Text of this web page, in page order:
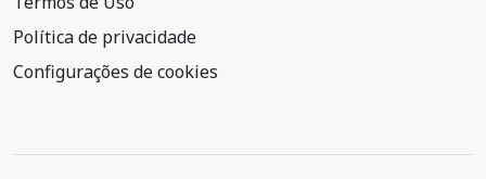
Política de privacidade
Configurações de cookies